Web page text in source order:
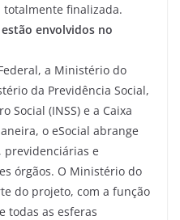
totalmente finalizada.
envolvidos no
a Ministério do
da Previdência Social,
Social (INSS) e a Caixa
o eSocial abrange
previdenciárias e
órgãos. O Ministério do
do projeto, com a função
todas as esferas